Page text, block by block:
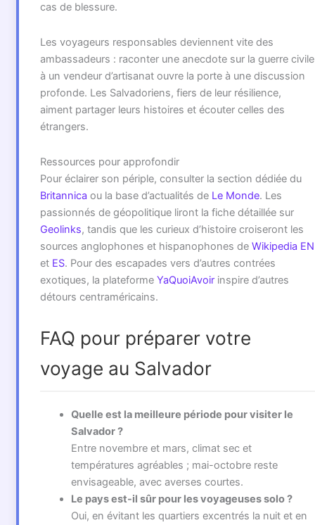
cas de blessure.
Les voyageurs responsables deviennent vite des
ambassadeurs : raconter une anecdote sur la guerre civile
à un vendeur d’artisanat ouvre la porte à une discussion
profonde. Les Salvadoriens, fiers de leur résilience,
aiment partager leurs histoires et écouter celles des
étrangers.
Ressources pour approfondir
Pour éclairer son périple, consulter la section dédiée du
Britannica ou la base d’actualités de Le Monde. Les
passionnés de géopolitique liront la fiche détaillée sur
Geolinks, tandis que les curieux d’histoire croiseront les
sources anglophones et hispanophones de Wikipedia EN
et ES. Pour des escapades vers d’autres contrées
exotiques, la plateforme YaQuoiAvoirinspire d’autres
détours centraméricains.
FAQ pour préparer votre
voyage au Salvador
Quelle est la meilleure période pour visiter le
Salvador ?
Entre novembre et mars, climat sec et
températures agréables ; mai-octobre reste
envisageable, avec averses courtes.
Le pays est-il sûr pour les voyageuses solo ?
Oui, en évitant les quartiers excentrés la nuit et en